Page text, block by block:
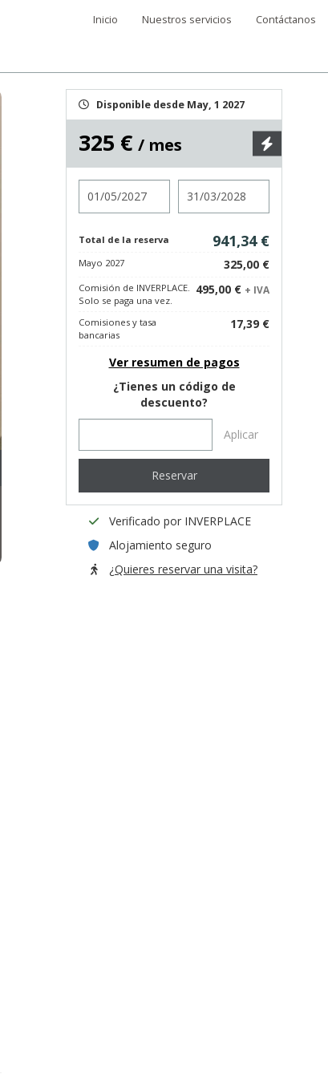
Inicio Nuestros servicios Contáctanos
Disponible desde May, 1 2027
325 € / mes
Total de la reserva 941,34 €
Mayo 2027 325,00 €
Comisión de INVERPLACE.
Solo se paga una vez.
495,00 € + IVA
Comisiones y tasa
bancarias
17,39 €
Ver resumen de pagos
¿Tienes un código de
descuento?
Aplicar
Reservar
Verificado por INVERPLACE
Alojamiento seguro
¿Quieres reservar una visita?